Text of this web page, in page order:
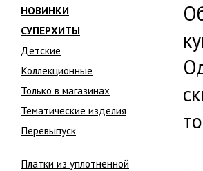
НОВИНКИ
СУПЕРХИТЫ
Детские
Коллекционные
Только в магазинах
Тематические изделия
Перевыпуск
Платки из уплотненной